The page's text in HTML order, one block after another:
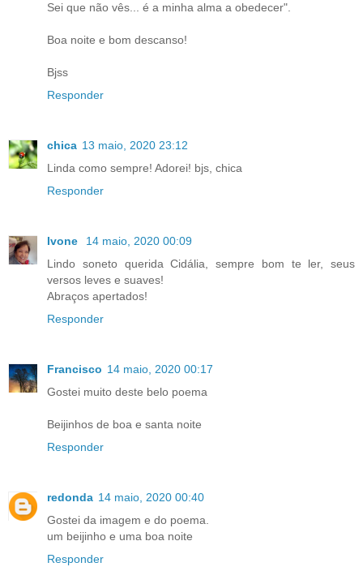
Sei que não vês... é a minha alma a obedecer".
Boa noite e bom descanso!
Bjss
Responder
chica 13 maio, 2020 23:12
Linda como sempre! Adorei! bjs, chica
Responder
Ivone
14 maio, 2020 00:09
Lindo soneto querida Cidália, sempre bom te ler, seus
versos leves e suaves!
Abraços apertados!
Responder
Francisco 14 maio, 2020 00:17
Gostei muito deste belo poema
Beijinhos de boa e santa noite
Responder
redonda 14 maio, 2020 00:40
Gostei da imagem e do poema.
um beijinho e uma boa noite
Responder